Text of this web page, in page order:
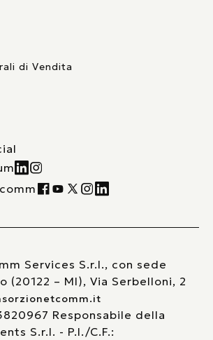
di Vendita
Services S.r.l., con sede
(20122 – MI), Via Serbelloni, 2
Responsabile della
S.r.l. - P.I./C.F.: